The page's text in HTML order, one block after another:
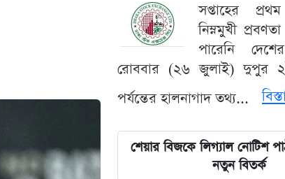
সপ্তাহের
নিম্নমুখী
পারেনি
রোববার (২৬ জুলাই) দুপুর
পর্যন্তের হালনাগাদ তথ্য...
শেয়ার বিজকে লিগ্যাল নোটিশ
নতুন বিতর্ক